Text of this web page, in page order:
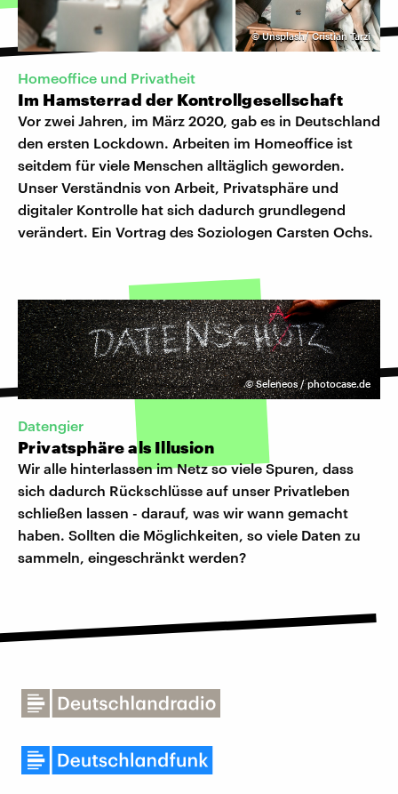
©Unsplash/ Cristian Tarzi
Homeoffice und Privatheit
Im Hamsterrad der Kontrollgesellschaft
Vor zwei Jahren, im März 2020, gab es in Deutschland
den ersten Lockdown. Arbeiten im Homeoffice ist
seitdem für viele Menschen alltäglich geworden.
Unser Verständnis von Arbeit, Privatsphäre und
digitaler Kontrolle hat sich dadurch grundlegend
verändert. Ein Vortrag des Soziologen Carsten Ochs.
©Seleneos / photocase.de
Datengier
Privatsphäre als Illusion
Wir alle hinterlassen im Netz so viele Spuren, dass
sich dadurch Rückschlüsse auf unser Privatleben
schließen lassen - darauf, was wir wann gemacht
haben. Sollten die Möglichkeiten, so viele Daten zu
sammeln, eingeschränkt werden?